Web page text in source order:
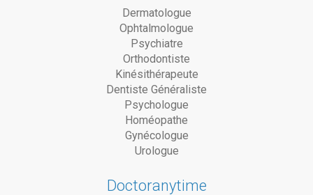
Dermatologue
Ophtalmologue
Psychiatre
Orthodontiste
Kinésithérapeute
Dentiste Généraliste
Psychologue
Homéopathe
Gynécologue
Urologue
Doctoranytime